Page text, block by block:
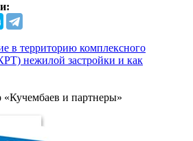
в территорию комплексного
нежилой застройки и как
«Кучембаев и партнеры»